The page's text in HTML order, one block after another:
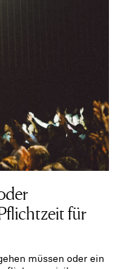
für
müssen oder ein